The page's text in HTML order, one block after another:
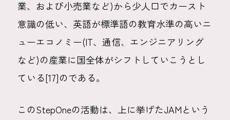
業、および小売業など)から少人口でカースト
意識の低い、英語が標準語の教育水準の高いニ
ューエコノミー(IT、通信、エンジニアリング
など)の産業に国全体がシフトしていこうとし
ている[17]のである。
このStepOneの活動は、上に挙げたJAMという